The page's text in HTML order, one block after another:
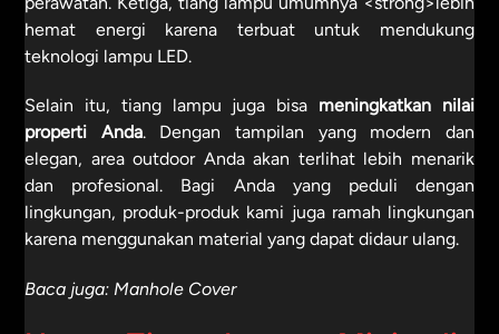
hemat energi karena terbuat untuk mendukung
teknologi lampu LED.
Selain itu, tiang lampu juga bisa meningkatkan nilai
properti Anda. Dengan tampilan yang modern dan
elegan, area outdoor Anda akan terlihat lebih menarik
dan profesional. Bagi Anda yang peduli dengan
lingkungan, produk-produk kami juga ramah lingkungan
karena menggunakan material yang dapat didaur ulang.
Baca juga: Manhole Cover